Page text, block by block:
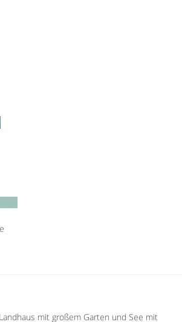
mit großem Garten und See mit